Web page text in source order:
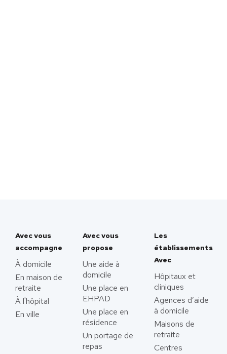
Avec vous
accompagne
À domicile
En maison de
retraite
À l'hôpital
En ville
Avec vous
propose
Une aide à
domicile
Une place en
EHPAD
Une place en
résidence
Un portage de
repas
Les
établissements
Avec
Hôpitaux et
cliniques
Agences d’aide
à domicile
Maisons de
retraite
Centres